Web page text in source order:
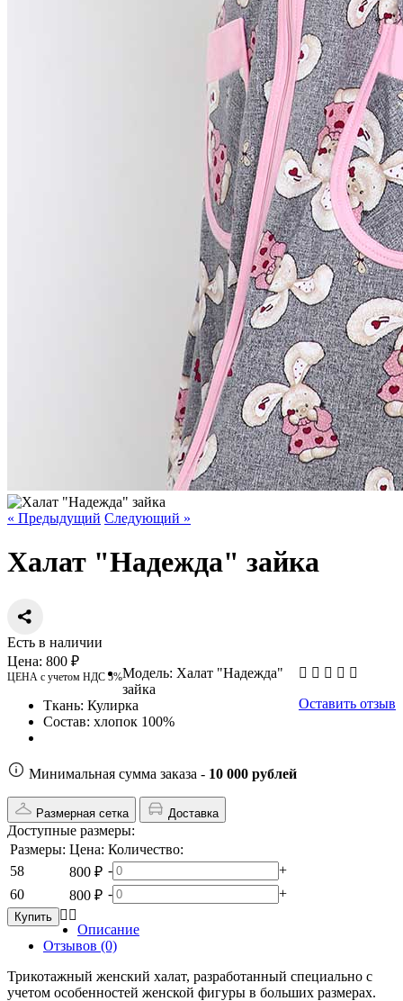
« Предыдущий Следующий »
Халат "Надежда" зайка
Есть в наличии
Оставить отзыв
Цена: 800 ₽
ЦЕНА с учетом НДС 5%Модель: Халат "Надежда"
зайка
Ткань: Кулирка
Состав: хлопок 100%
Минимальная сумма заказа - 10 000 рублей
Размерная сетка Доставка
Доступные размеры:
Размеры: Цена: Количество:
58
800 ₽ -
+
60
800 ₽ - +
Купить
Описание
Отзывов (0)
Трикотажный женский халат, разработанный специально с
учетом особенностей женской фигуры в больших размерах.